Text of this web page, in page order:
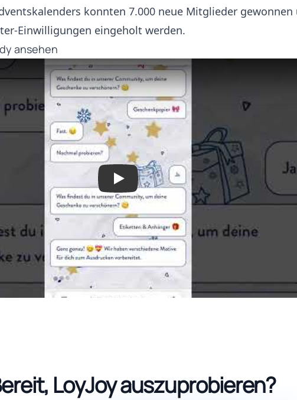
konnten 7.000 neue Mitglieder gewonnen
Einwilligungen eingeholt werden.
ansehen
LoyJoy auszuprobieren?